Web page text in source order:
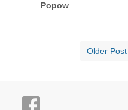
Popow
Older Post